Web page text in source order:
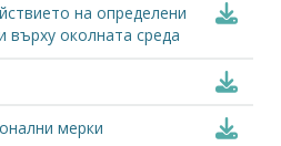
на определени
върху околната среда
мерки